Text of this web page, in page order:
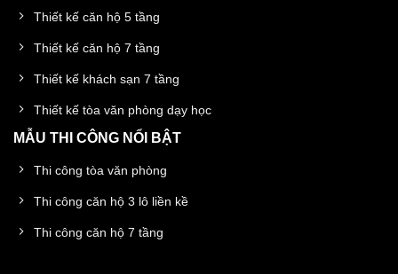
Thiết kế căn hộ 5 tầng
Thiết kế căn hộ 7 tầng
Thiết kế khách sạn 7 tầng
Thiết kế tòa văn phòng dạy học
MẪU THI CÔNG NỔI BẬT
Thi công tòa văn phòng
Thi công căn hộ 3 lô liền kề
Thi công căn hộ 7 tầng